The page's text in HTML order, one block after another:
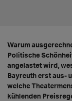
Warum
Politische
angelastet wird,
Bayreuth erst aus-
welche
kühlenden